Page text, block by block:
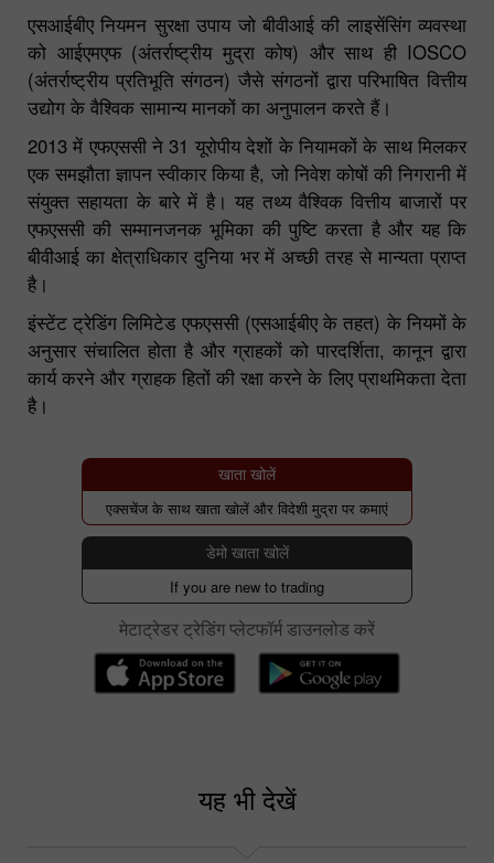
एसआईबीए नियमन सुरक्षा उपाय जो बीवीआई की लाइसेंसिंग व्यवस्था
को आईएमएफ (अंतर्राष्ट्रीय मुद्रा कोष) और साथ ही IOSCO
(अंतर्राष्ट्रीय प्रतिभूति संगठन) जैसे संगठनों द्वारा परिभाषित वित्तीय
उद्योग के वैश्विक सामान्य मानकों का अनुपालन करते हैं।
2013 में एफएससी ने 31 यूरोपीय देशों के नियामकों के साथ मिलकर
एक समझौता ज्ञापन स्वीकार किया है, जो निवेश कोषों की निगरानी में
संयुक्त सहायता के बारे में है। यह तथ्य वैश्विक वित्तीय बाजारों पर
एफएससी की सम्मानजनक भूमिका की पुष्टि करता है और यह कि
बीवीआई का क्षेत्राधिकार दुनिया भर में अच्छी तरह से मान्यता प्राप्त
है।
इंस्टेंट ट्रेडिंग लिमिटेड एफएससी (एसआईबीए के तहत) के नियमों के
अनुसार संचालित होता है और ग्राहकों को पारदर्शिता, कानून द्वारा
कार्य करने और ग्राहक हितों की रक्षा करने के लिए प्राथमिकता देता
है।
खाता खोलें
एक्सचेंज के साथ खाता खोलें और विदेशी मुद्रा पर कमाएं
डेमो खाता खोलें
If you are new to trading
मेटाट्रेडर ट्रेडिंग प्लेटफॉर्म डाउनलोड करें
यह भी देखें